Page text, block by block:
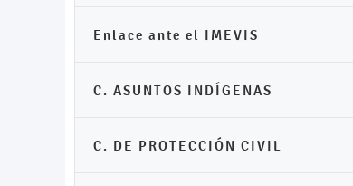
Enlace ante el IMEVIS
C. ASUNTOS INDÍGENAS
C. DE PROTECCIÓN CIVIL